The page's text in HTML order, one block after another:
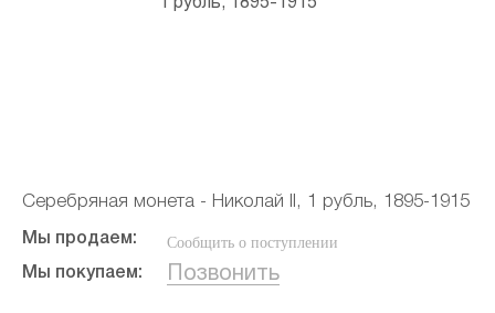
Серебряная монета - Николай II, 1 рубль, 1895-1915
Мы продаем: Сообщить о поступлении
Мы покупаем: Позвонить